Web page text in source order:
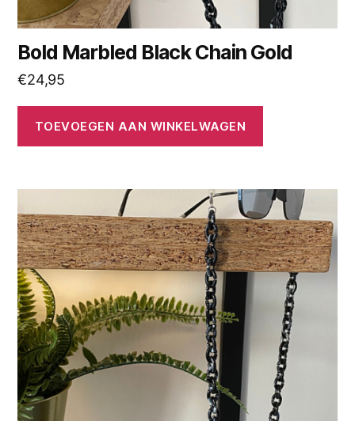
Bold Marbled Black Chain Gold
€24,95
TOEVOEGEN AAN WINKELWAGEN